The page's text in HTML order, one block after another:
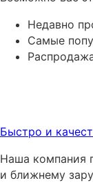
Недавно
Самые
Быстро и
Наша компания
и ближнему